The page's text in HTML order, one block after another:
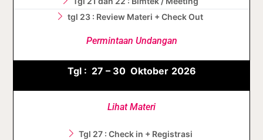
tgl 23 : Review Materi + Check Out
Permintaan Undangan
Tgl : 27 – 30 Oktober 2026
Lihat Materi
Tgl 27 : Check in + Registrasi